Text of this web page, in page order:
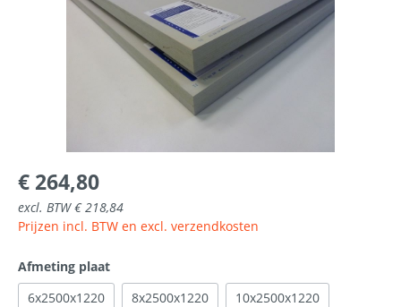
€ 264,80
excl. BTW € 218,84
Prijzen incl. BTW en excl. verzendkosten
Afmeting plaat
6x2500x1220
8x2500x1220 10x2500x1220